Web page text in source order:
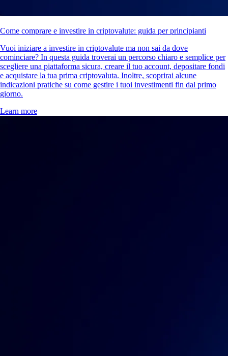
Come comprare e investire in criptovalute: guida per principianti
Vuoi iniziare a investire in criptovalute ma non sai da dove
cominciare? In questa guida troverai un percorso chiaro e semplice per
scegliere una piattaforma sicura, creare il tuo account, depositare fondi
e acquistare la tua prima criptovaluta. Inoltre, scoprirai alcune
indicazioni pratiche su come gestire i tuoi investimenti fin dal primo
giorno.
Learn more